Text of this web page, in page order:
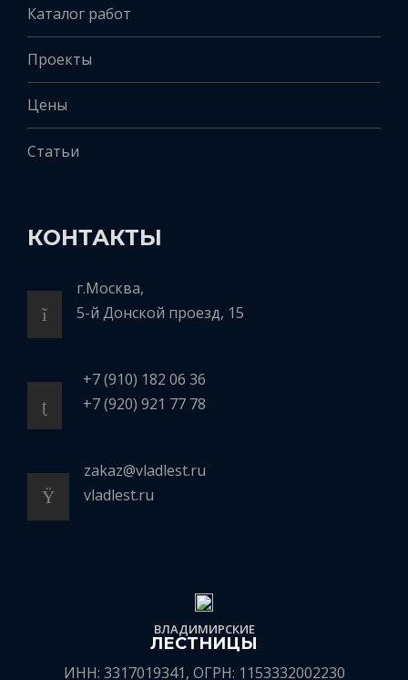
Каталог работ
Проекты
Цены
Статьи
КОНТАКТЫ
г.Москва,
5-й Донской проезд, 15
+7 (910) 182 06 36
+7 (920) 921 77 78
zakaz@vladlest.ru
vladlest.ru
ВЛАДИМИРСКИЕ
ЛЕСТНИЦЫ
ИНН: 3317019341, ОГРН: 1153332002230